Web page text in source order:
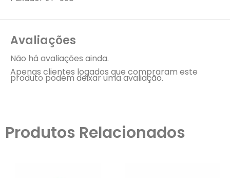
Avaliações
Não há avaliações ainda.
Apenas clientes logados que compraram este
produto podem deixar uma avaliação.
Produtos Relacionados